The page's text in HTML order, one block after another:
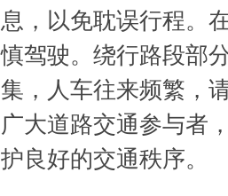
息，以免耽误行程。
慎驾驶。绕行路段部
集，人车往来频繁，
广大道路交通参与者
护良好的交通秩序。